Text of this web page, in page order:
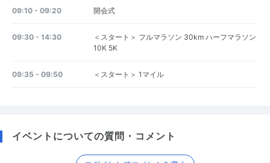
09:10 - 09:20 開会式
09:30 - 14:30
＜スタート＞ フルマラソン 30km ハーフマラソン
10K 5K
09:35 - 09:50 ＜スタート＞ 1マイル
イベントについての質問・コメント